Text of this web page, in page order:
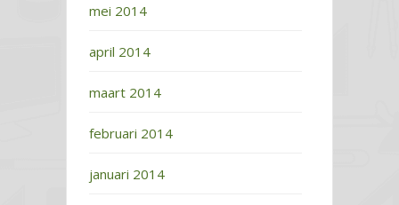
mei 2014
april 2014
maart 2014
februari 2014
januari 2014